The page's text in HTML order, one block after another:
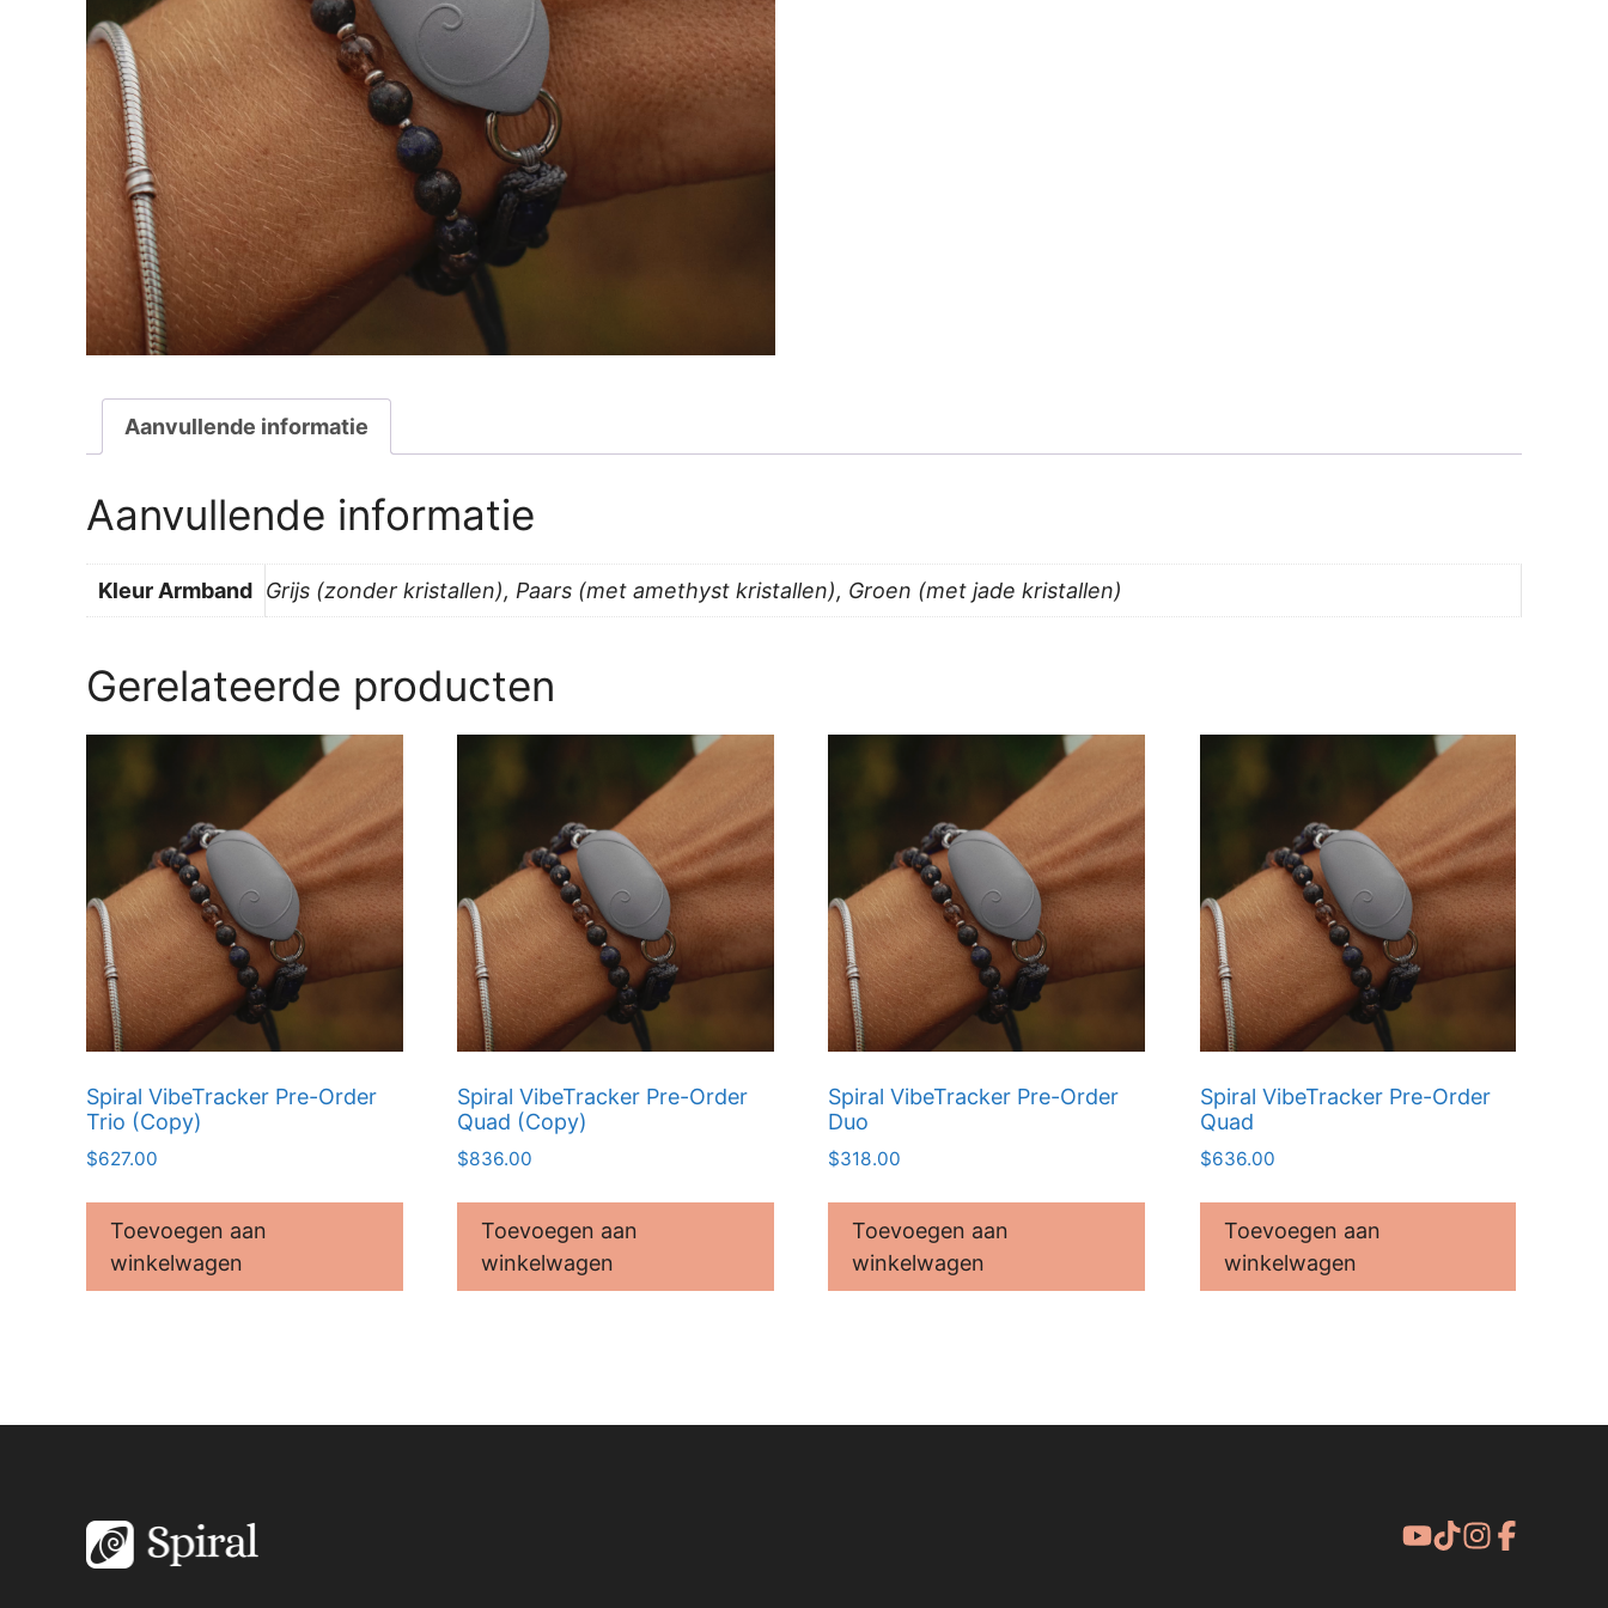
Aanvullende informatie
Aanvullende informatie
Kleur Armband Grijs (zonder kristallen), Paars (met amethyst kristallen), Groen (met jade kristallen)
Gerelateerde producten
Spiral VibeTracker Pre-Order
Trio (Copy)
$627.00
Toevoegen aan
winkelwagen
Spiral VibeTracker Pre-Order
Quad (Copy)
$836.00
Toevoegen aan
winkelwagen
Spiral VibeTracker Pre-Order
Duo
$318.00
Toevoegen aan
winkelwagen
Spiral VibeTracker Pre-Order
Quad
$636.00
Toevoegen aan
winkelwagen